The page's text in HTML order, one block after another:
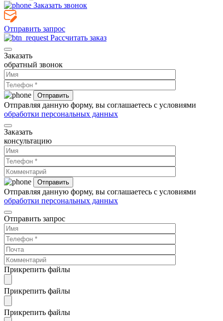
Заказать звонок
Отправить запрос
Рассчитать заказ
Заказать
обратный звонок
Отправляя данную форму, вы соглашаетесь с условиями
обработки персональных данных
Заказать
консультацию
Отправляя данную форму, вы соглашаетесь с условиями
обработки персональных данных
Отправить запрос
Прикрепить файлы
Прикрепить файлы
Прикрепить файлы